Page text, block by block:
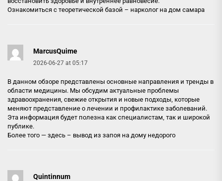
Ознакомиться с теоретической базой – нарколог на дом самара
MarcusQuime
2026-06-27 at 05:17
В данном обзоре представлены основные направления и тренды в
области медицины. Мы обсудим актуальные проблемы
здравоохранения, свежие открытия и новые подходы, которые
меняют представление о лечении и профилактике заболеваний.
Эта информация будет полезна как специалистам, так и широкой
публике.
Более того — здесь – вывод из запоя на дому недорого
Quintinnum